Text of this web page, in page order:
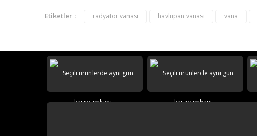
Etiketler : radyatör vanası havlupan vanası vana